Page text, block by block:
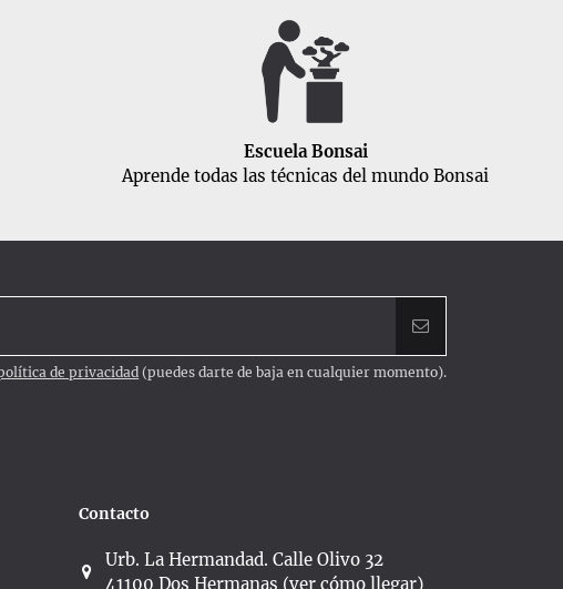
Escuela Bonsai
Aprende todas las técnicas del mundo Bonsai
de privacidad(puedes darte de baja en cualquier momento).
Contacto
Urb. La Hermandad. Calle Olivo 32
41100 Dos Hermanas (ver cómo llegar)